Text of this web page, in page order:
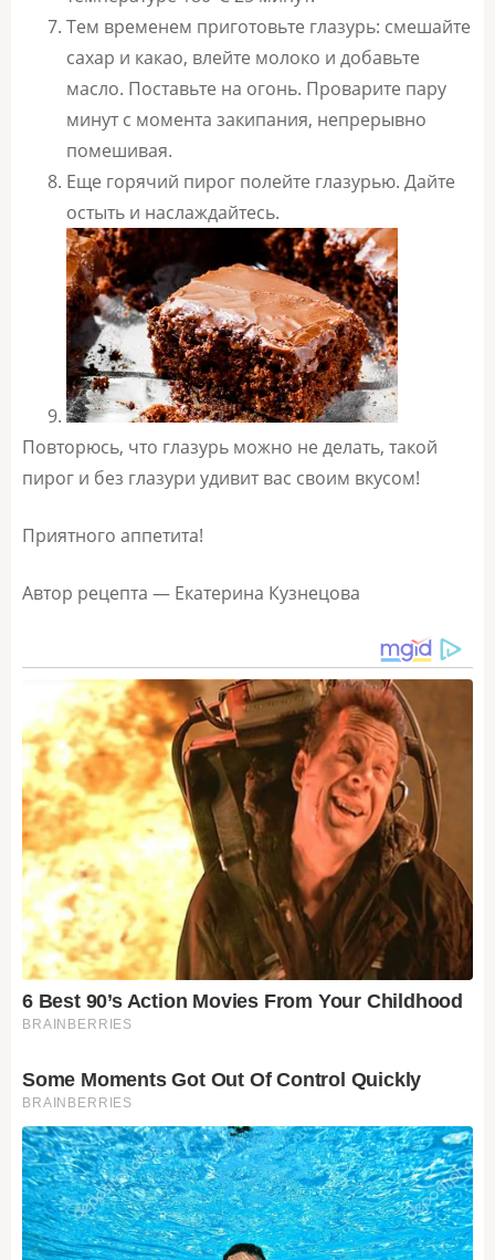
Тем временем приготовьте глазурь: смешайте
сахар и какао, влейте молоко и добавьте
масло. Поставьте на огонь. Проварите пару
минут с момента закипания, непрерывно
помешивая.
Еще горячий пирог полейте глазурью. Дайте
остыть и наслаждайтесь.
Повторюсь, что глазурь можно не делать, такой
пирог и без глазури удивит вас своим вкусом!
Приятного аппетита!
Автор рецепта — Екатерина Кузнецова